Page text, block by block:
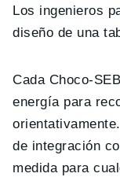
Los ingenieros
diseño de una
Cada Choco-
energía para
de integración
medida para